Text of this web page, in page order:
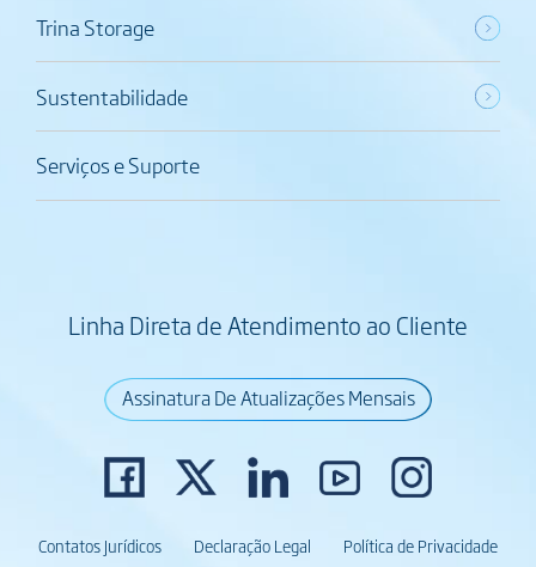
Trina Storage
Sustentabilidade
Serviços e Suporte
Linha Direta de Atendimento ao Cliente
Assinatura De Atualizações Mensais
Contatos Jurídicos Declaração Legal Política de Privacidade